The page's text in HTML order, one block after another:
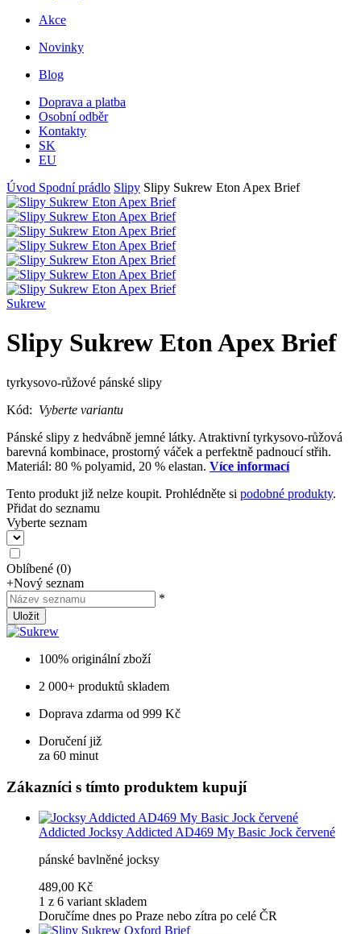
Akce
Novinky
Blog
Doprava a platba
Osobní odběr
Kontakty
SK
EU
Úvod Spodní prádlo Slipy Slipy Sukrew Eton Apex Brief
Sukrew
Slipy Sukrew Eton Apex Brief
tyrkysovo-růžové pánské slipy
Kód: Vyberte variantu
Pánské slipy z hedvábně jemné látky. Atraktivní tyrkysovo-růžová
barevná kombinace, prostorný váček a perfektně padnoucí střih.
Materiál: 80 % polyamid, 20 % elastan. Více informací
Tento produkt již nelze koupit. Prohlédněte si podobné produkty.
Přidat do seznamu
Vyberte seznam
Oblíbené (0)
+Nový seznam
*
Uložit
100% originální zboží
2 000+ produktů skladem
Doprava zdarma od 999 Kč
Doručení již
za 60 minut
Zákazníci s tímto produktem kupují
Addicted Jocksy Addicted AD469 My Basic Jock červené
pánské bavlněné jocksy
489,00 Kč
1 z 6 variant skladem
Doručíme dnes po Praze nebo zítra po celé ČR